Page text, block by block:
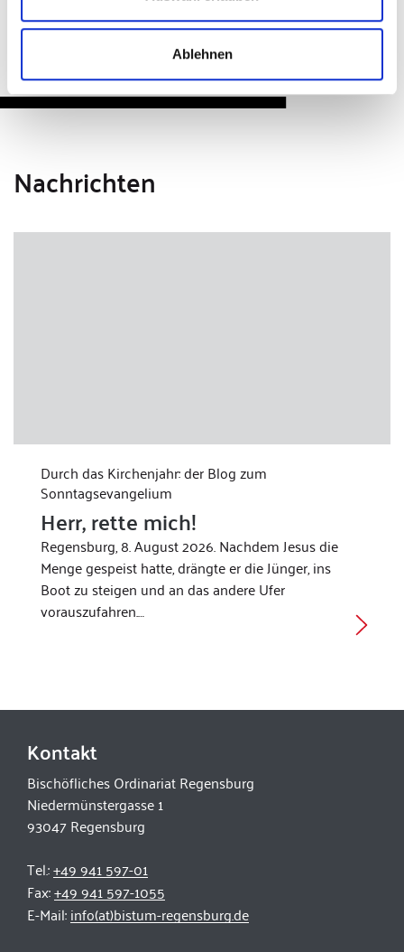
Ablehnen
Nachrichten
Durch das Kirchenjahr: der Blog zum
Sonntagsevangelium
Herr, rette mich!
Regensburg, 8. August 2026. Nachdem Jesus die
Menge gespeist hatte, drängte er die Jünger, ins
Boot zu steigen und an das andere Ufer
vorauszufahren.…
Kontakt
Bischöfliches Ordinariat Regensburg
Niedermünstergasse 1
93047 Regensburg
Tel.:+49 941 597-01
Fax:+49 941 597-1055
E-Mail:info(at)bistum-regensburg.de